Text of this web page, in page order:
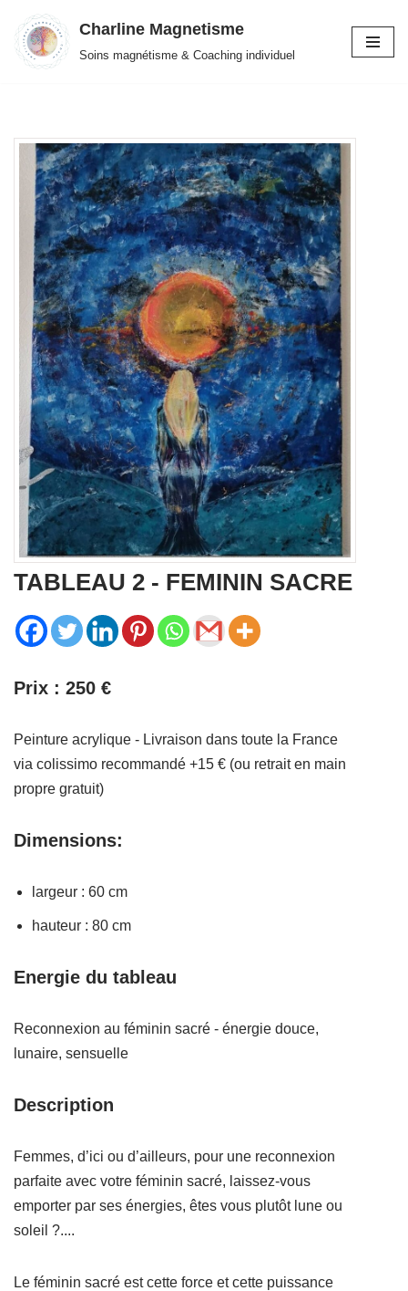
Aller
Charline Magnetisme
Soins magnétisme & Coaching individuel
TABLEAU 2 - FEMININ SACRE
Prix : 250 €
Peinture acrylique - Livraison dans toute la France
via colissimo recommandé +15 € (ou retrait en main
propre gratuit)
Dimensions:
largeur : 60 cm
hauteur : 80 cm
Energie du tableau
Reconnexion au féminin sacré - énergie douce,
lunaire, sensuelle
Description
Femmes, d’ici ou d’ailleurs, pour une reconnexion
parfaite avec votre féminin sacré, laissez-vous
emporter par ses énergies, êtes vous plutôt lune ou
soleil ?....
Le féminin sacré est cette force et cette puissance